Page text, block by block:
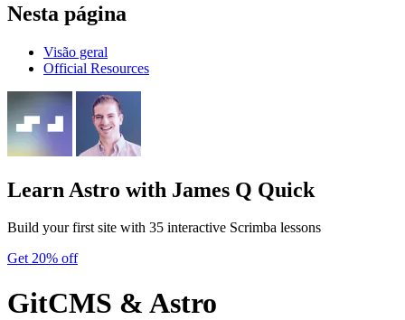
Nesta página
Visão geral
Official Resources
Learn Astro with James Q Quick
Build your first site with 35 interactive Scrimba lessons
Get 20% off
GitCMS & Astro